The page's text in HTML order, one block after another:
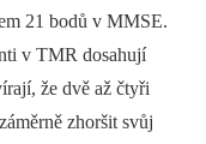
21 bodů v MMSE.
v TMR dosahují
že dvě až čtyři
zhoršit svůj